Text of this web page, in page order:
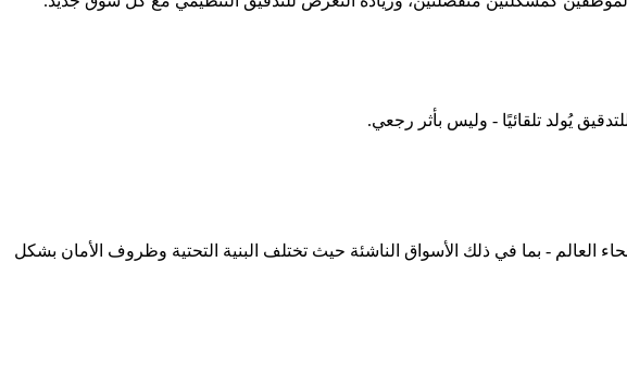
يُولد تلقائيًا - وليس بأثر رجعي.
- بما في ذلك الأسواق الناشئة حيث تختلف البنية التحتية وظروف الأمان بشكل